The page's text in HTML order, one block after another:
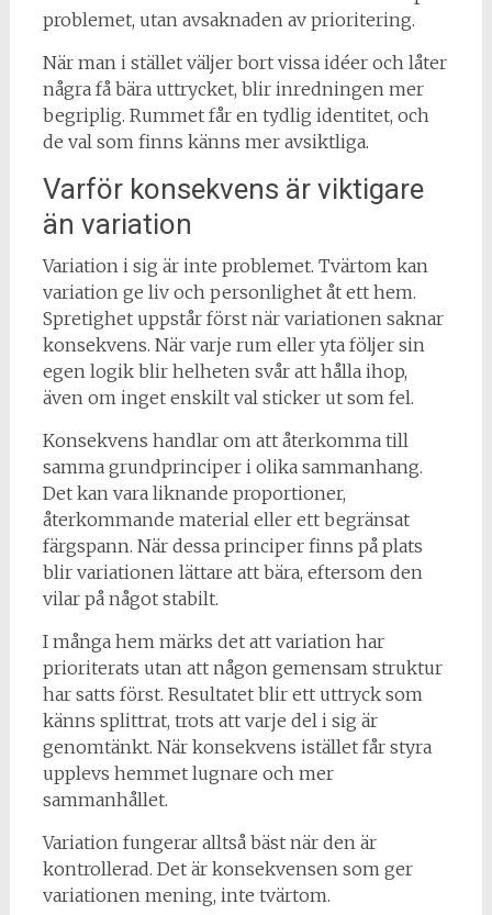
problemet, utan avsaknaden av prioritering.
När man i stället väljer bort vissa idéer och låter
några få bära uttrycket, blir inredningen mer
begriplig. Rummet får en tydlig identitet, och
de val som finns känns mer avsiktliga.
Varför konsekvens är viktigare
än variation
Variation i sig är inte problemet. Tvärtom kan
variation ge liv och personlighet åt ett hem.
Spretighet uppstår först när variationen saknar
konsekvens. När varje rum eller yta följer sin
egen logik blir helheten svår att hålla ihop,
även om inget enskilt val sticker ut som fel.
Konsekvens handlar om att återkomma till
samma grundprinciper i olika sammanhang.
Det kan vara liknande proportioner,
återkommande material eller ett begränsat
färgspann. När dessa principer finns på plats
blir variationen lättare att bära, eftersom den
vilar på något stabilt.
I många hem märks det att variation har
prioriterats utan att någon gemensam struktur
har satts först. Resultatet blir ett uttryck som
känns splittrat, trots att varje del i sig är
genomtänkt. När konsekvens istället får styra
upplevs hemmet lugnare och mer
sammanhållet.
Variation fungerar alltså bäst när den är
kontrollerad. Det är konsekvensen som ger
variationen mening, inte tvärtom.